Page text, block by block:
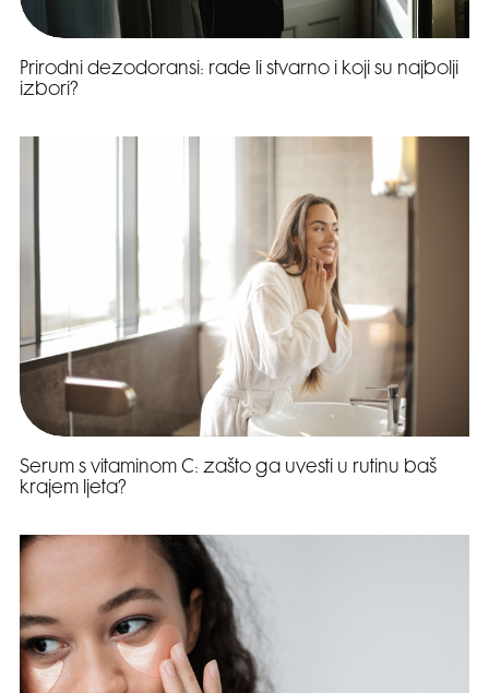
Prirodni dezodoransi: rade li stvarno i koji su najbolji
izbori?
Serum s vitaminom C: zašto ga uvesti u rutinu baš
krajem ljeta?